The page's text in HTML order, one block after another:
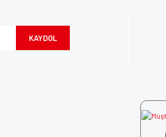
KAYDOL